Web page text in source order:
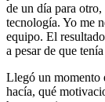
de un día para otro,
tecnología. Yo me
equipo. El
a pesar de que
Llegó un momento
hacía, qué